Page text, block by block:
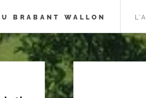
BRABANT WALLON